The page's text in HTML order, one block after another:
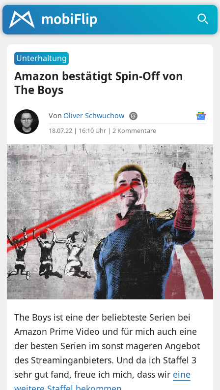
Unterhaltung
Amazon bestätigt Spin-Off von
The Boys
Von Oliver Schwuchow
18.07.22 | 16:10 Uhr |2 Kommentare
The Boys ist eine der beliebteste Serien bei
Amazon Prime Video und für mich auch eine
der besten Serien im sonst mageren Angebot
des Streaminganbieters. Und da ich Staffel 3
sehr gut fand, freue ich mich, dass wir eine